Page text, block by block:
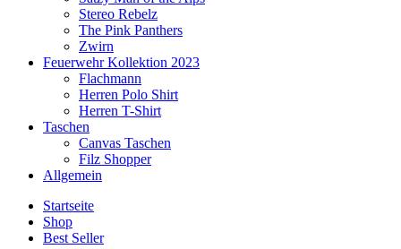
Stereo Rebelz
The Pink Panthers
Zwirn
Feuerwehr Kollektion 2023
Flachmann
Herren Polo Shirt
Herren T-Shirt
Taschen
Canvas Taschen
Filz Shopper
Allgemein
Startseite
Shop
Best Seller